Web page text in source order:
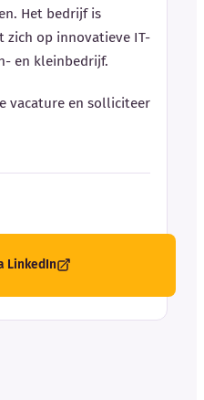
Het bedrijf is
zich op innovatieve IT-
en kleinbedrijf.
vacature en solliciteer
LinkedIn